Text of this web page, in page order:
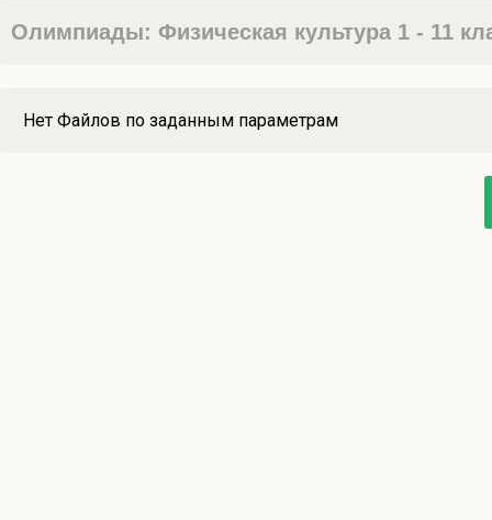
Олимпиады: Физическая культура 1 - 11
Нет Файлов по заданным параметрам